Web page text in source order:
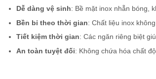
Dễ dàng vệ sinh: Bề mặt inox nhẵn bóng,
Bền bỉ theo thời gian: Chất liệu inox
Tiết kiệm thời gian: Các ngăn riêng biệt
An toàn tuyệt đối: Không chứa hóa chất